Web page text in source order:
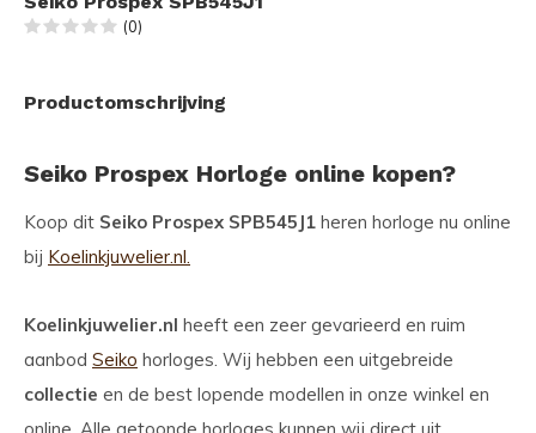
(0)
Productomschrijving
Seiko Prospex Horloge online kopen?
Koop dit Seiko Prospex SPB545J1 heren horloge nu online
bij Koelinkjuwelier.nl.
Koelinkjuwelier.nl heeft een zeer gevarieerd en ruim
aanbod Seiko horloges. Wij hebben een uitgebreide
collectie en de best lopende modellen in onze winkel en